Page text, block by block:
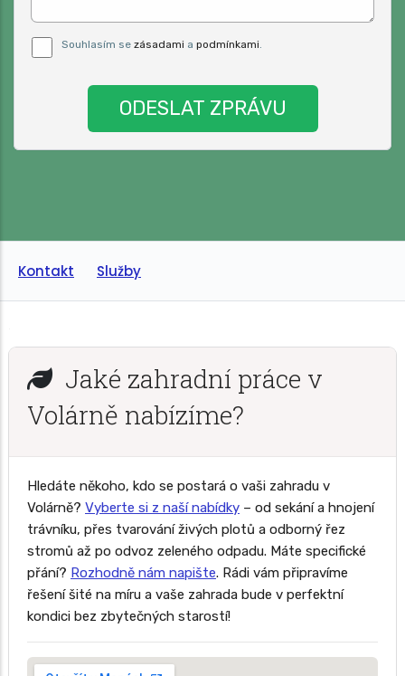
Pro odeslání musite odsouhlasit naše
podmínky.
Souhlasím se zásadami a podmínkami.
Kontakt Služby
Jaké zahradní práce v
Volárně nabízíme?
Hledáte někoho, kdo se postará o vaši zahradu v
Volárně? Vyberte si z naší nabídky – od sekání a hnojení
trávníku, přes tvarování živých plotů a odborný řez
stromů až po odvoz zeleného odpadu. Máte specifické
přání? Rozhodně nám napište. Rádi vám připravíme
řešení šité na míru a vaše zahrada bude v perfektní
kondici bez zbytečných starostí!